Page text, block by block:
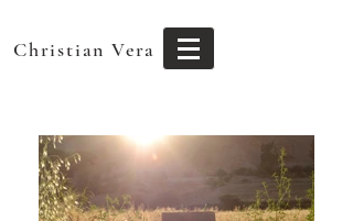
Christian Vera